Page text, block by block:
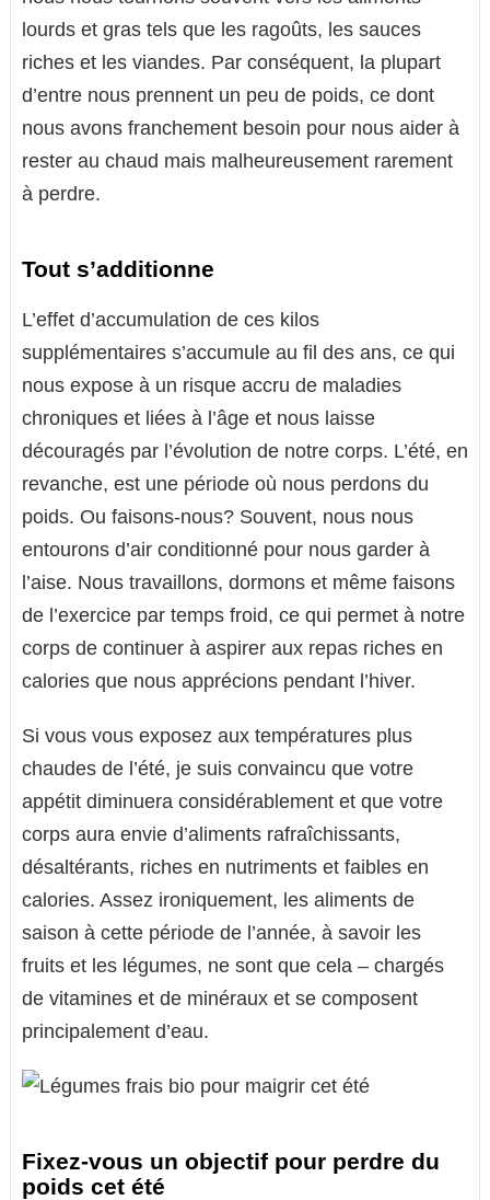
lourds et gras tels que les ragoûts, les sauces
riches et les viandes. Par conséquent, la plupart
d’entre nous prennent un peu de poids, ce dont
nous avons franchement besoin pour nous aider à
rester au chaud mais malheureusement rarement
à perdre.
Tout s’additionne
L’effet d’accumulation de ces kilos
supplémentaires s’accumule au fil des ans, ce qui
nous expose à un risque accru de maladies
chroniques et liées à l’âge et nous laisse
découragés par l’évolution de notre corps. L’été, en
revanche, est une période où nous perdons du
poids. Ou faisons-nous? Souvent, nous nous
entourons d’air conditionné pour nous garder à
l’aise. Nous travaillons, dormons et même faisons
de l’exercice par temps froid, ce qui permet à notre
corps de continuer à aspirer aux repas riches en
calories que nous apprécions pendant l’hiver.
Si vous vous exposez aux températures plus
chaudes de l’été, je suis convaincu que votre
appétit diminuera considérablement et que votre
corps aura envie d’aliments rafraîchissants,
désaltérants, riches en nutriments et faibles en
calories. Assez ironiquement, les aliments de
saison à cette période de l’année, à savoir les
fruits et les légumes, ne sont que cela – chargés
de vitamines et de minéraux et se composent
principalement d’eau.
Fixez-vous un objectif pour perdre du
poids cet été